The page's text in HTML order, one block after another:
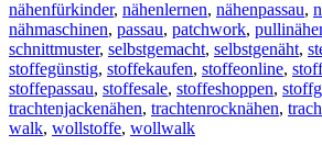
nähenfürkinder, nähenlernen, nähenpassau,
nähmaschinen, passau, patchwork,
schnittmuster, selbstgemacht, selbstgenäht,
stoffegünstig, stoffekaufen, stoffeonline,
stoffepassau, stoffesale, stoffeshoppen,
trachtenjackenähen, trachtenrocknähen,
walk, wollstoffe, wollwalk